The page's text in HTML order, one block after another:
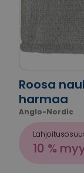
Roosa
harmaa
Anglo-Nordic
10 %